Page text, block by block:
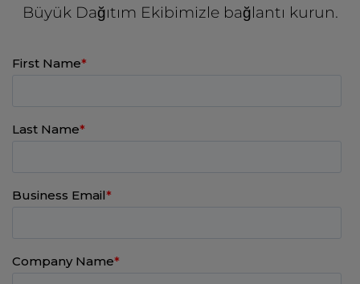
Büyük Dağıtım Ekibimizle bağlantı kurun.